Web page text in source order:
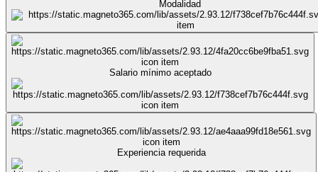
Modalidad
Salario mínimo aceptado
Experiencia requerida